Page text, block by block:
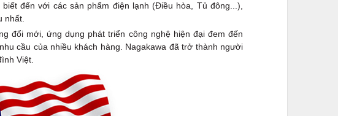
đến với các sản phẩm điện lạnh (Điều hòa, Tủ đông...),
nhất.
đổi mới, ứng dụng phát triển công nghệ hiện đại đem đến
cầu của nhiều khách hàng. Nagakawa đã trở thành người
Việt.